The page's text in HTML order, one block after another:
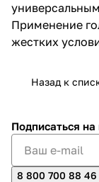
Применение
жестких
Назад к
Подписаться на
8 800 700 88 46